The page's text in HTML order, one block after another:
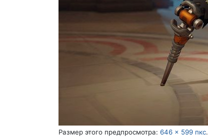
Размер этого предпросмотра: 646 × 599 пкс.